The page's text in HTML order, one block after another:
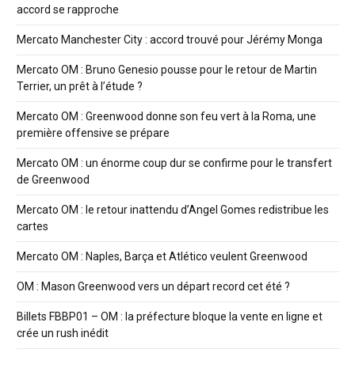
accord se rapproche
Mercato Manchester City : accord trouvé pour Jérémy Monga
Mercato OM : Bruno Genesio pousse pour le retour de Martin
Terrier, un prêt à l’étude ?
Mercato OM : Greenwood donne son feu vert à la Roma, une
première offensive se prépare
Mercato OM : un énorme coup dur se confirme pour le transfert
de Greenwood
Mercato OM : le retour inattendu d’Angel Gomes redistribue les
cartes
Mercato OM : Naples, Barça et Atlético veulent Greenwood
OM : Mason Greenwood vers un départ record cet été ?
Billets FBBP01 – OM : la préfecture bloque la vente en ligne et
crée un rush inédit